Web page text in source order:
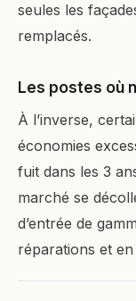
seules les
remplacés.
Les postes où
À l’inverse,
économies
fuit dans les 3
marché se
d’entrée de
réparations et